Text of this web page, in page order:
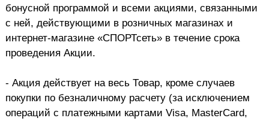
бонусной программой и всеми акциями, связанными
с ней, действующими в розничных магазинах и
интернет-магазине «СПОРТсеть» в течение срока
проведения Акции.
- Акция действует на весь Товар, кроме случаев
покупки по безналичному расчету (за исключением
операций с платежными картами Visa, MasterCard,